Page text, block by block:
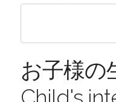
お子様